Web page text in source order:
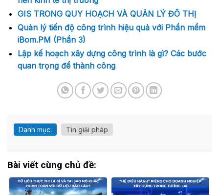
GIS TRONG QUY HOẠCH VÀ QUẢN LÝ ĐÔ THỊ
Quản lý tiến độ công trình hiệu quả với Phần mềm
iBom.PM (Phần 3)
Lập kế hoạch xây dựng công trình là gì? Các bước
quan trọng để thành công
Danh mục: Tin giải pháp
Bài viết cùng chủ đề: